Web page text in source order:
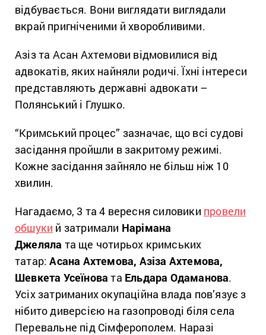
відбувається. Вони виглядати виглядали
вкрай пригніченими й хворобливими.
Азіз та Асан Ахтемови відмовилися від
адвокатів, яких найняли родичі. Їхні інтереси
представляють державні адвокати –
Полянський і Глушко.
“Кримський процес” зазначає, що всі судові
засідання пройшли в закритому режимі.
Кожне засідання зайняло не більш ніж 10
хвилин.
Нагадаємо, 3 та 4 вересня силовики провели
обшуки й затримали Нарімана
Джеляла та ще чотирьох кримських
татар:Асана Ахтемова, Азіза Ахтемова,
Шевкета Усеїнова та Ельдара Одаманова.
Усіх затриманих окупаційна влада пов’язує з
нібито диверсією на газопроводі біля села
Перевальне під Сімферополем. Наразі